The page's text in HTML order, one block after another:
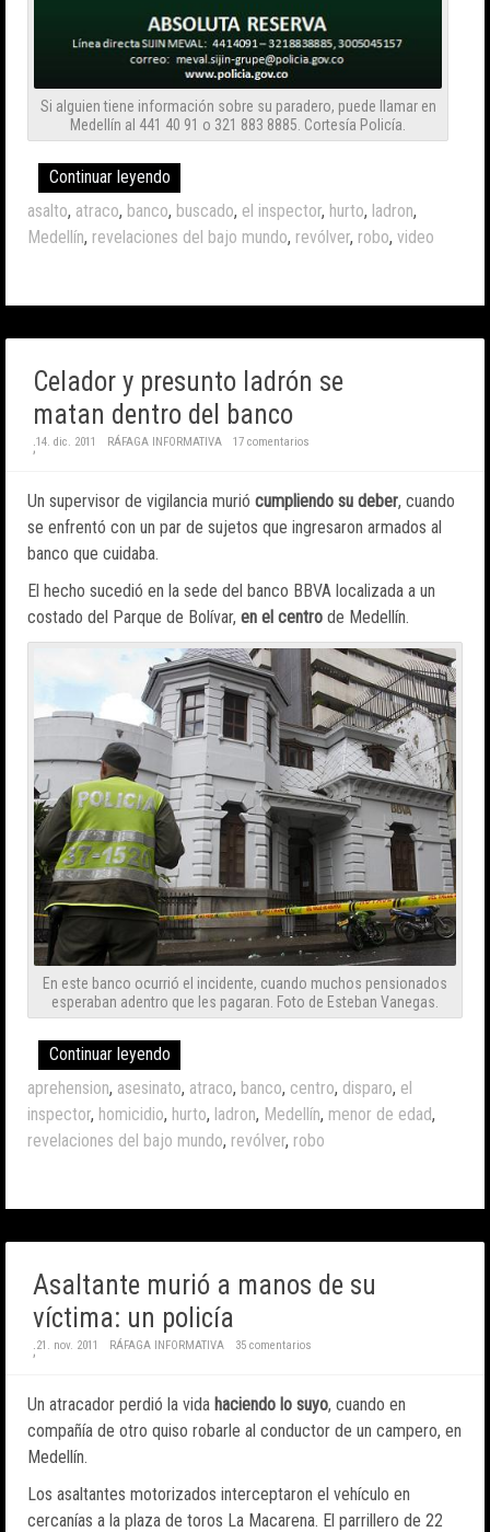
Si alguien tiene información sobre su paradero, puede llamar en
Medellín al 441 40 91 o 321 883 8885. Cortesía Policía.
Continuar leyendo
asalto, atraco, banco, buscado, el inspector, hurto, ladron,
Medellín, revelaciones del bajo mundo, revólver, robo, video
Celador y presunto ladrón se
matan dentro del banco
;14. dic. 2011 RÁFAGA INFORMATIVA 17 comentarios
Un supervisor de vigilancia murió cumpliendo su deber, cuando
se enfrentó con un par de sujetos que ingresaron armados al
banco que cuidaba.
El hecho sucedió en la sede del banco BBVA localizada a un
costado del Parque de Bolívar, en el centro de Medellín.
En este banco ocurrió el incidente, cuando muchos pensionados
esperaban adentro que les pagaran. Foto de Esteban Vanegas.
Continuar leyendo
aprehension, asesinato, atraco, banco, centro, disparo, el
inspector, homicidio, hurto, ladron, Medellín, menor de edad,
revelaciones del bajo mundo, revólver, robo
Asaltante murió a manos de su
víctima: un policía
;21. nov. 2011 RÁFAGA INFORMATIVA 35 comentarios
Un atracador perdió la vida haciendo lo suyo, cuando en
compañía de otro quiso robarle al conductor de un campero, en
Medellín.
Los asaltantes motorizados interceptaron el vehículo en
cercanías a la plaza de toros La Macarena. El parrillero de 22